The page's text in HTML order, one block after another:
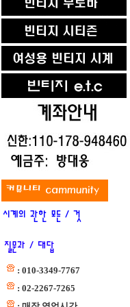
: 010-3349-7767
: 02-2267-7265